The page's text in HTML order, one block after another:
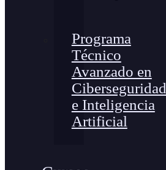
Programa
Técnico
Avanzado en
Ciberseguridad
e Inteligencia
Artificial